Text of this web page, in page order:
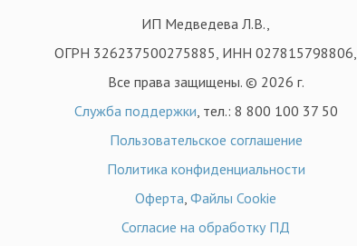
ИП Медведева Л.В.,
ОГРН 326237500275885, ИНН 027815798806,
Все права защищены. © 2026 г.
Служба поддержки, тел.: 8 800 100 37 50
Пользовательское соглашение
Политика конфиденциальности
Оферта, Файлы Cookie
Согласие на обработку ПД